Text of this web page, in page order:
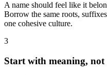
A name should feel like it
Borrow the same roots,
one cohesive culture.
3
Start with meaning, not